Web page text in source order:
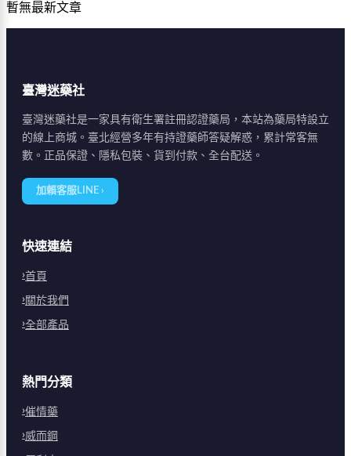
暫無最新文章
臺灣迷藥社
臺灣迷藥社是一家具有衛生署註冊認證藥局，本站為藥局特設立
的線上商城。臺北經營多年有持證藥師答疑解惑，累計常客無
數。正品保證、隱私包裝、貨到付款、全台配送。
加賴客服LINE ›
快速連結
首頁
關於我們
全部產品
熱門分類
催情藥
威而鋼